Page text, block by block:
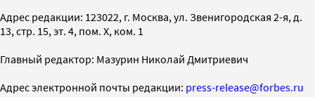
Адрес редакции: 123022, г. Москва, ул. Звенигородская 2-я, д.
13, стр. 15, эт. 4, пом. X, ком. 1
Главный редактор: Мазурин Николай Дмитриевич
Адрес электронной почты редакции: press-release@forbes.ru